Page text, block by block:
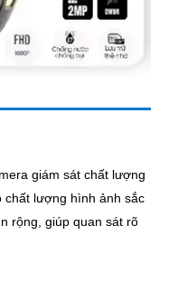
giám sát chất lượng
rộng, giúp quan sát rõ